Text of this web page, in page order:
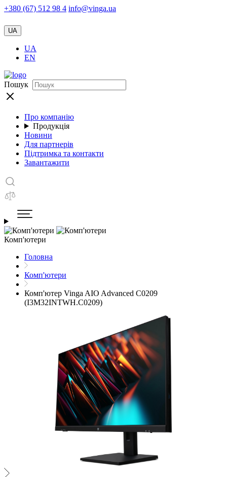
+380 (67) 512 98 4 info@vinga.ua
UA
UA
EN
Пошук
Про компанію
Продукція
Новини
Для партнерів
Підтримка та контакти
Завантажити
Комп'ютери
Головна
Комп'ютери
Комп'ютер Vinga AIO Advanced C0209
(I3M32INTWH.C0209)